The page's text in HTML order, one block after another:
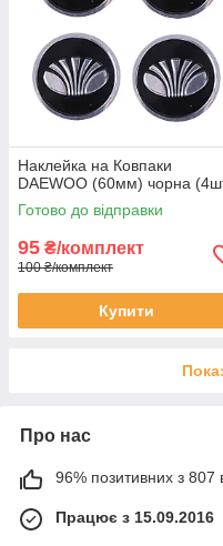
Наклейка на Ковпаки
DAEWOO (60мм) чорна
Готово до відправки
95 ₴/комплект
100 ₴/комплект
Купити
Про нас
96% позитивних з 807
Працює з 15.09.2016